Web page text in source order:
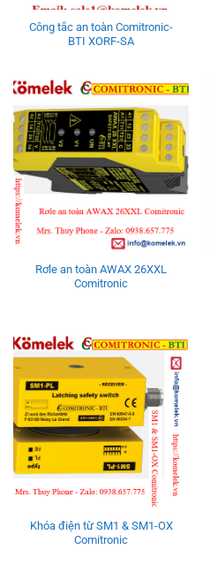
Công tắc an toàn Comitronic-
BTI XORF-SA
Rơle an toàn AWAX 26XXL
Comitronic
Khóa điện từ SM1 & SM1-OX
Comitronic